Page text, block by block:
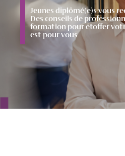
Jeunes diplômé(e)s vous
Des conseils de
formation pour étoffer
est pour vous